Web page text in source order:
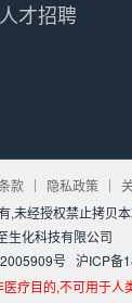
人才招聘
款 隐私政策
未经授权禁止拷贝
生化科技有限公司
号 沪ICP备
疗目的,不可用于人